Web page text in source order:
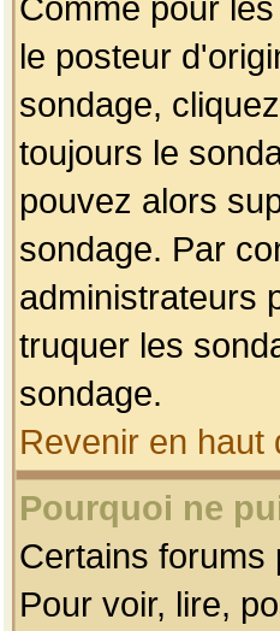
le posteur
sondage,
toujours le
pouvez alors
sondage. Par
administrateurs
truquer les
sondage.
Revenir en haut
Pourquoi ne
Certains forums
Pour voir, lire,